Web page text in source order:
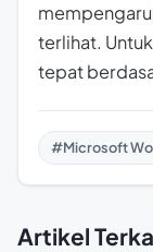
terlihat.
tepat
#Microsoft
Artikel